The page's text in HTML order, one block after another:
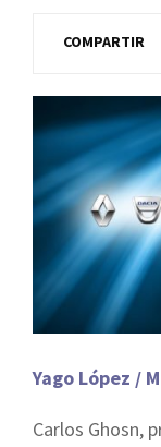
COMPARTIR
Yago López /
Carlos Ghosn,